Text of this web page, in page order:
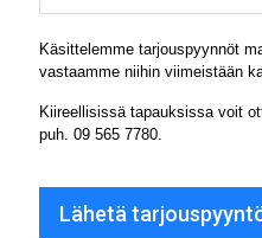
Käsittelemme tarjouspyynnöt
vastaamme niihin viimeistään
Kiireellisissä tapauksissa voit
puh. 09 565 7780
Lähetä